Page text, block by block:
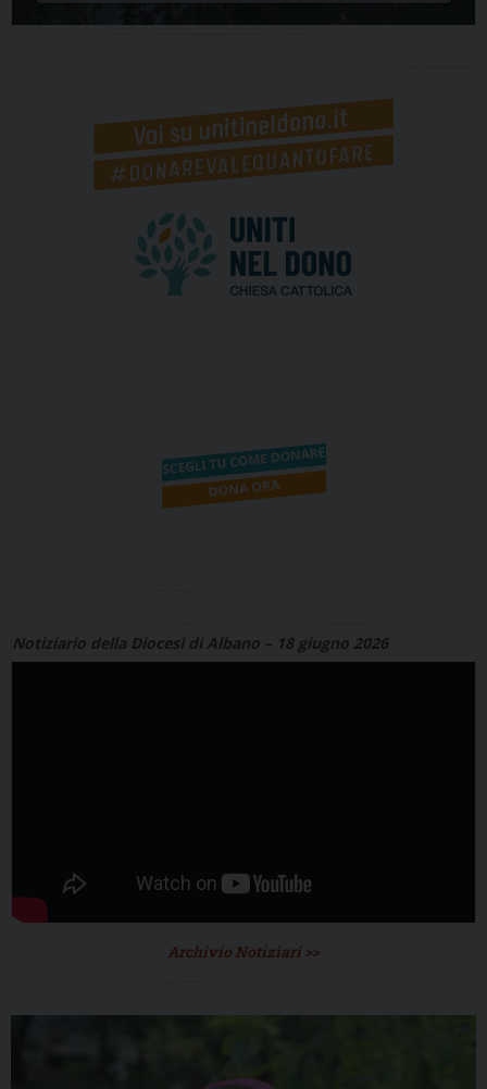
Notiziario della Diocesi di Albano – 18 giugno 2026
Archivio Notiziari >>